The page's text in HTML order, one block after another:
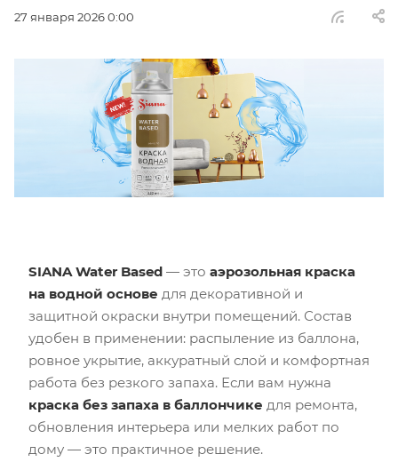
27 января 2026 0:00
SIANA Water Based — это аэрозольная краска
на водной основе для декоративной и
защитной окраски внутри помещений. Состав
удобен в применении: распыление из баллона,
ровное укрытие, аккуратный слой и комфортная
работа без резкого запаха. Если вам нужна
краска без запаха в баллончике для ремонта,
обновления интерьера или мелких работ по
дому — это практичное решение.